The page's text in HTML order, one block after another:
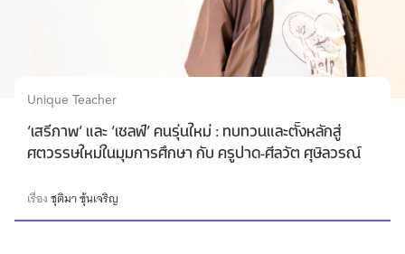
Unique Teacher
‘เสรีภาพ’ และ ‘เซลฟ์’ คนรุ่นใหม่ : ทบทวนและตั้งหลักสู่
ศตวรรษใหม่ในมุมการศึกษา กับ ครูปาด-ศีลวัต ศุษิลวรณ์
เรื่องชุติมา ซุ้นเจริญ